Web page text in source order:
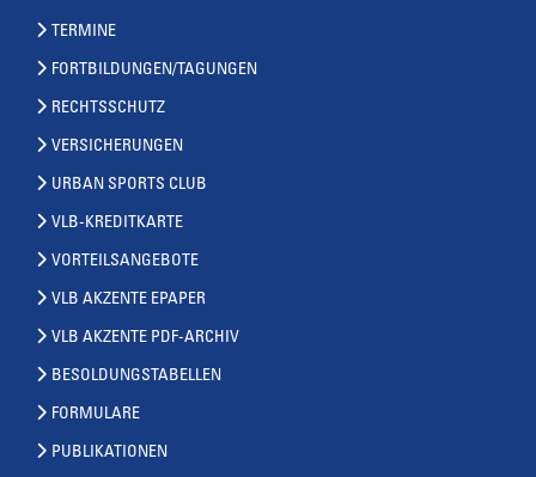
TERMINE
FORTBILDUNGEN/TAGUNGEN
RECHTSSCHUTZ
VERSICHERUNGEN
URBAN SPORTS CLUB
VLB-KREDITKARTE
VORTEILSANGEBOTE
VLB AKZENTE EPAPER
VLB AKZENTE PDF-ARCHIV
BESOLDUNGSTABELLEN
FORMULARE
PUBLIKATIONEN